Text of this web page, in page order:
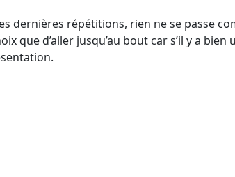
dernières répétitions, rien ne se passe
d’aller jusqu’au bout car s’il y a bien